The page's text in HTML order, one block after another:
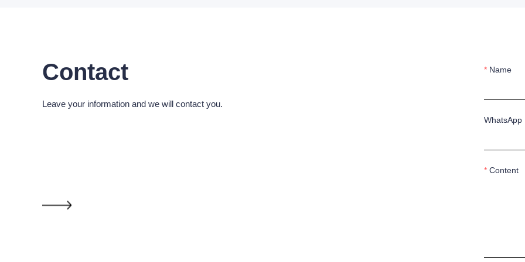
Contact Name
WhatsApp
Content
Leave your information and we will contact you.